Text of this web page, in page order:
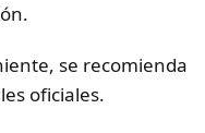
se recomienda
oficiales.